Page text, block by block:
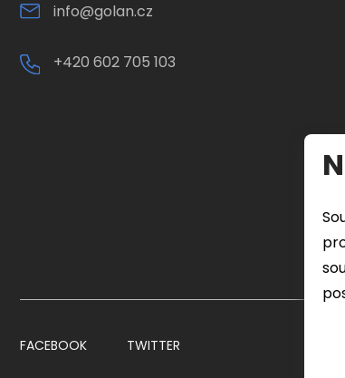
info@golan.cz
+420 602 705 103
FACEBOOK TWITTER